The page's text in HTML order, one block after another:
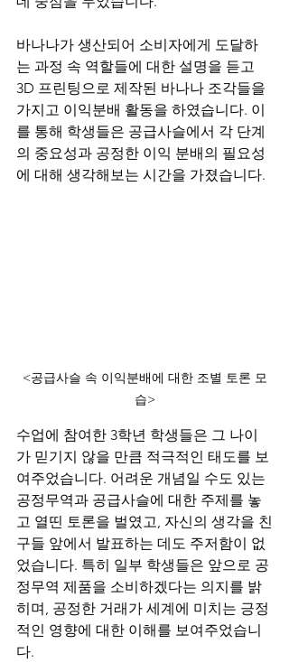
바나나가 생산되어 소비자에게 도달하
는 과정 속 역할들에 대한 설명을 듣고
3D 프린팅으로 제작된 바나나 조각들을
가지고 이익분배 활동을 하였습니다. 이
를 통해 학생들은 공급사슬에서 각 단계
의 중요성과 공정한 이익 분배의 필요성
에 대해 생각해보는 시간을 가졌습니다.
<공급사슬 속 이익분배에 대한 조별 토론 모
습>
수업에 참여한 3학년 학생들은 그 나이
가 믿기지 않을 만큼 적극적인 태도를 보
여주었습니다. 어려운 개념일 수도 있는
공정무역과 공급사슬에 대한 주제를 놓
고 열띤 토론을 벌였고, 자신의 생각을 친
구들 앞에서 발표하는 데도 주저함이 없
었습니다. 특히 일부 학생들은 앞으로 공
정무역 제품을 소비하겠다는 의지를 밝
히며, 공정한 거래가 세계에 미치는 긍정
적인 영향에 대한 이해를 보여주었습니
다.